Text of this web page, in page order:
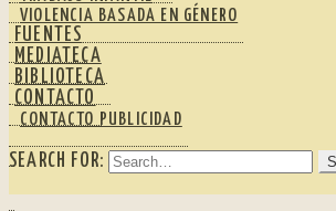
VIOLENCIA BASADA EN GÉNERO
FUENTES
MEDIATECA
BIBLIOTECA
CONTACTO
CONTACTO PUBLICIDAD
SEARCH FOR: